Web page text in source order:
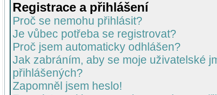
Registrace a přihlášení
Proč se nemohu přihlásit?
Je vůbec potřeba se registrovat?
Proč jsem automaticky odhlášen?
Jak zabráním, aby se moje uživatelské
přihlášených?
Zapomněl jsem heslo!